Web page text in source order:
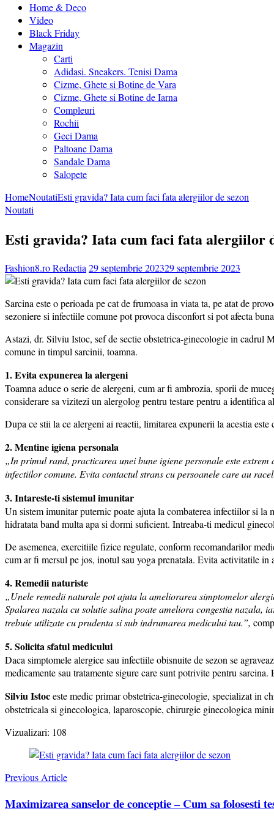
Home & Deco
Video
Black Friday
Magazin
Carti
Adidasi. Sneakers. Tenisi Dama
Cizme, Ghete si Botine de Vara
Cizme, Ghete si Botine de Iarna
Compleuri
Rochii
Geci Dama
Paltoane Dama
Sandale Dama
Salopete
HomeNoutatiEsti gravida? Iata cum faci fata alergiilor de sezon
Noutati
Esti gravida? Iata cum faci fata alergiilor
Fashion8.ro Redactia29 septembrie 202329 septembrie 2023
Sarcina este o perioada pe cat de frumoasa in viata ta, pe atat de
sezoniere si infectiile comune pot provoca disconfort si pot afecta
Astazi, dr. Silviu Istoc, sef de sectie obstetrica-ginecologie in cadrul
comune in timpul sarcinii, toamna.
1. Evita expunerea la alergeni
Toamna aduce o serie de alergeni, cum ar fi ambrozia, sporii de
considerare sa vizitezi un alergolog pentru testare pentru a
Dupa ce stii la ce alergeni ai reactii, limitarea expunerii la acestia este
2. Mentine igiena personala
„In primul rand, practicarea unei bune igiene personale este
infectiilor comune. Evita contactul strans cu persoanele care au
3. Intareste-ti sistemul imunitar
Un sistem imunitar puternic poate ajuta la combaterea infectiilor si
hidratata band multa apa si dormi suficient. Intreaba-ti medicul
De asemenea, exercitiile fizice regulate, conform recomandarilor
cum ar fi mersul pe jos, inotul sau yoga prenatala. Evita activitatile
4. Remedii naturiste
„Unele remedii naturale pot ajuta la ameliorarea simptomelor
Spalarea nazala cu solutie salina poate ameliora congestia nazala,
trebuie utilizate cu prudenta si sub indrumarea medicului tau.”,
5. Solicita sfatul medicului
Daca simptomele alergice sau infectiile obisnuite de sezon se
medicamente sau tratamente sigure care sunt potrivite pentru
Silviu Istoceste medic primar obstetrica-ginecologie, specializat in
obstetricala si ginecologica, laparoscopie, chirurgie ginecologica
Vizualizari: 108
Post
Navigation
Previous Article
Maximizarea sanselor de conceptie – Cum sa folosesti